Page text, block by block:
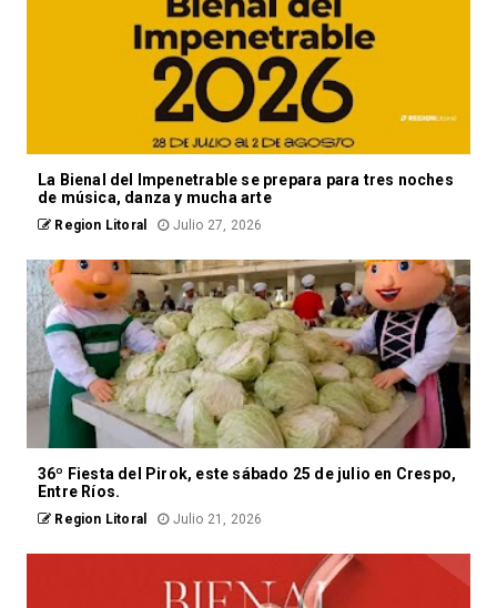
La Bienal del Impenetrable se prepara para tres noches
de música, danza y mucha arte
Region Litoral Julio 27, 2026
36º Fiesta del Pirok, este sábado 25 de julio en Crespo,
Entre Ríos.
Region Litoral Julio 21, 2026